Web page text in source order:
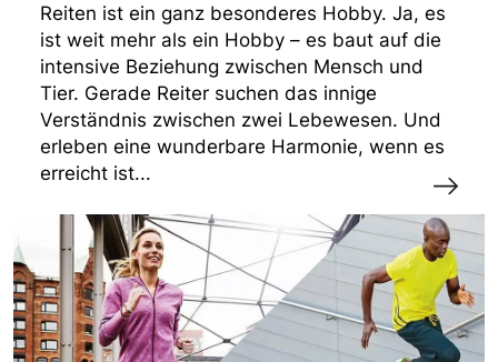
Reiten ist ein ganz besonderes Hobby. Ja, es
ist weit mehr als ein Hobby – es baut auf die
intensive Beziehung zwischen Mensch und
Tier. Gerade Reiter suchen das innige
Verständnis zwischen zwei Lebewesen. Und
erleben eine wunderbare Harmonie, wenn es
erreicht ist...